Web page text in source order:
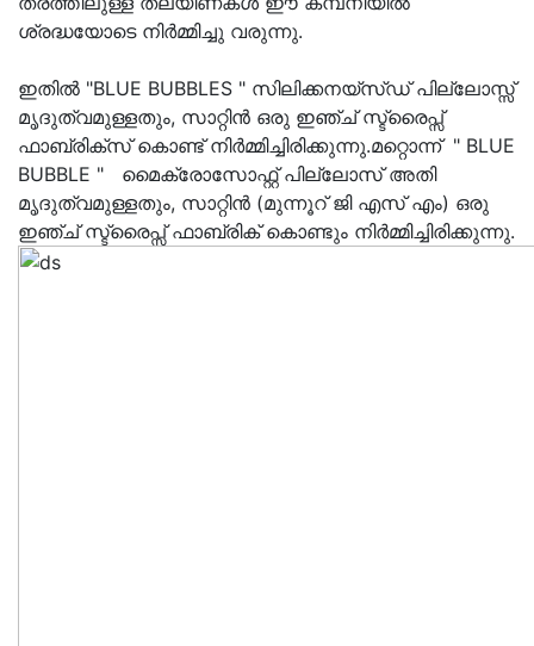
ശ്രദ്ധയോടെ നിർമ്മിച്ചു വരുന്നു.
ഇതിൽ "BLUE BUBBLES " സിലിക്കനയ്സ്ഡ് പില്ലോസ്സ്
മൃദുത്വമുള്ളതും, സാറ്റിൻ ഒരു ഇഞ്ച് സ്ട്രൈപ്സ്
ഫാബ്രിക്സ് കൊണ്ട് നിർമ്മിച്ചിരിക്കുന്നു.മറ്റൊന്ന് " BLUE
BUBBLE " മൈക്രോസോഫ്റ്റ് പില്ലോസ് അതി
മൃദുത്വമുള്ളതും, സാറ്റിൻ (മുന്നൂറ് ജി എസ് എം) ഒരു
ഇഞ്ച് സ്ട്രൈപ്സ് ഫാബ്രിക് കൊണ്ടും നിർമ്മിച്ചിരിക്കുന്നു.